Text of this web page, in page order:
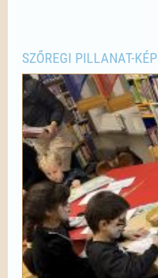
SZŐREGI PILLANAT-KÉP